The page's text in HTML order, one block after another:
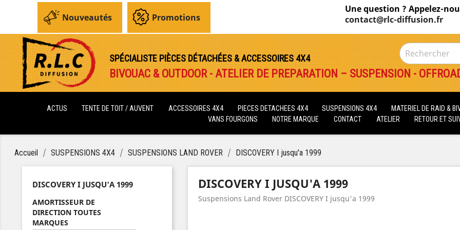
Nouveautés Promotions
Une question ? Appelez-
contact@rlc-diffusion.fr
SPÉCIALISTE PIÈCES DÉTACHÉES & ACCESSOIRES 4X4
BIVOUAC & OUTDOOR - ATELIER DE PREPARATION – SUSPENSION -
ACTUS TENTE DE TOIT / AUVENT ACCESSOIRES 4X4 PIECES DETACHEES 4X4 SUSPENSIONS 4X4 MATERIEL DE RAID &
VANS FOURGONS
NOTRE MARQUE CONTACT ATELIER RETOUR ET
Accueil SUSPENSIONS 4X4 SUSPENSIONS LAND ROVER DISCOVERY I jusqu'a 1999
DISCOVERY I JUSQU'A 1999
AMORTISSEUR DE
DIRECTION TOUTES
MARQUES
DISCOVERY I JUSQU'A 1999
Suspensions Land Rover DISCOVERY I jusqu'a 1999